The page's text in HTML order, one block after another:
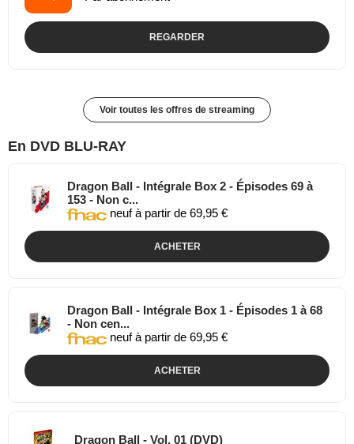
REGARDER
Voir toutes les offres de streaming
En DVD BLU-RAY
Dragon Ball - Intégrale Box 2 - Épisodes 69 à
153 - Non c...
neuf à partir de 69,95 €
ACHETER
Dragon Ball - Intégrale Box 1 - Épisodes 1 à 68
- Non cen...
neuf à partir de 69,95 €
ACHETER
Dragon Ball - Vol. 01 (DVD)